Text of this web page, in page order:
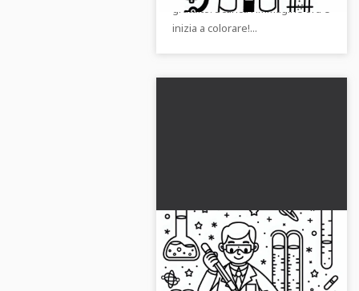
gratuito. Scarica l'immagine ora e
inizia a colorare!...
Provetti per scienziati -
Disegno da colorare
gratuito
Immagine da colorare creativa di